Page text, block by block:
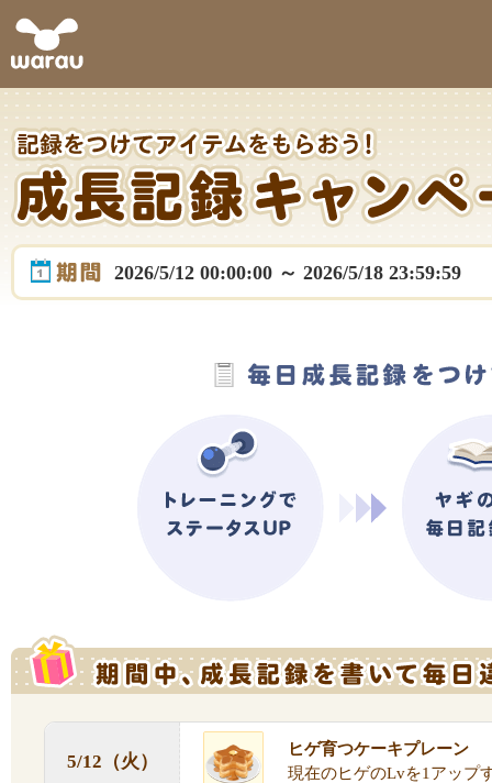
2026/5/12 00:00:00 ～ 2026/5/18 23:59:59
5/12（火）
ヒゲ育つケーキプレーン
現在のヒゲのLvを1アップ